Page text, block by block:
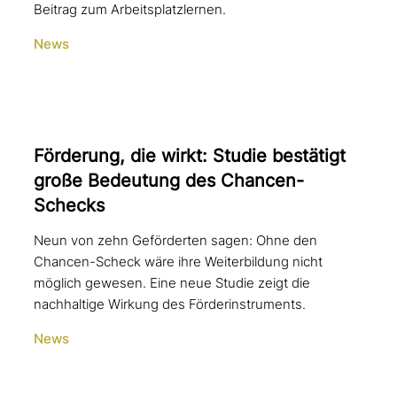
Beitrag zum Arbeitsplatzlernen.
News
Förderung, die wirkt: Studie bestätigt
große Bedeutung des Chancen-
Schecks
Neun von zehn Geförderten sagen: Ohne den
Chancen-Scheck wäre ihre Weiterbildung nicht
möglich gewesen. Eine neue Studie zeigt die
nachhaltige Wirkung des Förderinstruments.
News